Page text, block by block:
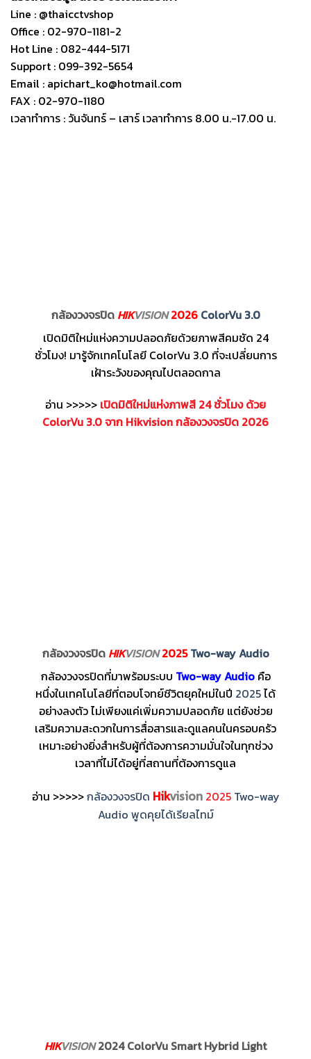
Line : @thaicctvshop
Office : 02-970-1181-2
Hot Line : 082-444-5171
Support : 099-392-5654
Email : apichart_ko@hotmail.com
FAX : 02-970-1180
เวลาทำการ : วันจันทร์ – เสาร์ เวลาทำการ 8.00 น.-17.00 น.
กล้องวงจรปิด HIKVISION 2026 ColorVu 3.0
เปิดมิติใหม่แห่งความปลอดภัยด้วยภาพสีคมชัด 24
ชั่วโมง! มารู้จักเทคโนโลยี ColorVu 3.0 ที่จะเปลี่ยนการ
เฝ้าระวังของคุณไปตลอดกาล
อ่าน >>>>> เปิดมิติใหม่แห่งภาพสี 24 ชั่วโมง ด้วย
ColorVu 3.0 จาก Hikvision กล้องวงจรปิด 2026
กล้องวงจรปิด HIKVISION 2025 Two-way Audio
กล้องวงจรปิดที่มาพร้อมระบบ Two-way Audioคือ
หนึ่งในเทคโนโลยีที่ตอบโจทย์ชีวิตยุคใหม่ในปี 2025ได้
อย่างลงตัว ไม่เพียงแค่เพิ่มความปลอดภัย แต่ยังช่วย
เสริมความสะดวกในการสื่อสารและดูแลคนในครอบครัว
เหมาะอย่างยิ่งสำหรับผู้ที่ต้องการความมั่นใจในทุกช่วง
เวลาที่ไม่ได้อยู่ที่สถานที่ต้องการดูแล
อ่าน >>>>>กล้องวงจรปิด Hikvision 2025Two-way
Audio พูดคุยได้เรียลไทม์
HIKVISION2024 ColorVu Smart Hybrid Light